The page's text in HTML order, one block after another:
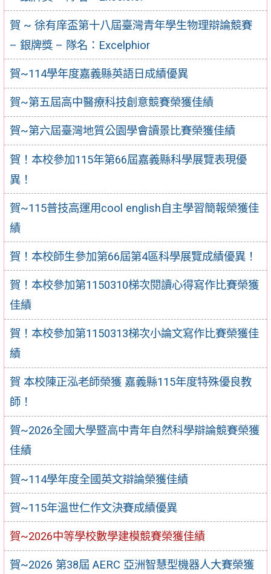
賀 ~ 徐有庠盃第十八屆臺灣青年學生物理辯論競賽
– 銀牌獎 – 隊名：Excelphior
賀~114學年度嘉義縣英語日成績優異
賀~第五屆高中醫療科技創意競賽榮獲佳績
賀~第六屆臺灣地質公園學會讀景比賽榮獲佳績
賀！本校參加115年第66屆嘉義縣科學展覽表現優
異！
賀~115普技高運用cool english自主學習簡報榮獲佳
績
賀！本校師生參加第66屆第4區科學展覽成績優異！
賀！本校參加第1150310梯次閱讀心得寫作比賽榮獲
佳績
賀！本校參加第1150313梯次小論文寫作比賽榮獲佳
績
賀 本校陳正泓老師榮獲 嘉義縣115年度特殊優良教
師！
賀~2026全國大學暨高中青年自然科學辯論競賽榮獲
佳績
賀~114學年度全國英文辯論榮獲佳績
賀~115年溫世仁作文決賽成績優異
賀~2026中等學校數學建模競賽榮獲佳績
賀~2026 第38屆 AERC 亞洲智慧型機器人大賽榮獲